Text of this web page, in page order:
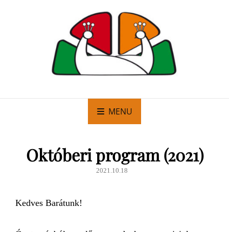
MENU
Októberi program (2021)
2021.10.18
Kedves Barátunk!